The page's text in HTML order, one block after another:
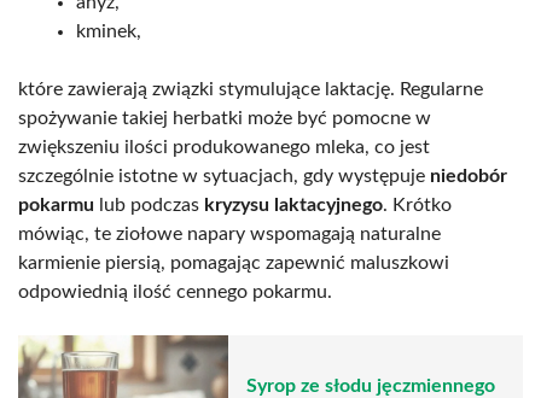
kminek,
które zawierają związki stymulujące laktację. Regularne
spożywanie takiej herbatki może być pomocne w
zwiększeniu ilości produkowanego mleka, co jest
szczególnie istotne w sytuacjach, gdy występuje niedobór
pokarmu lub podczas kryzysu laktacyjnego. Krótko
mówiąc, te ziołowe napary wspomagają naturalne
karmienie piersią, pomagając zapewnić maluszkowi
odpowiednią ilość cennego pokarmu.
Syrop ze słodu jęczmiennego